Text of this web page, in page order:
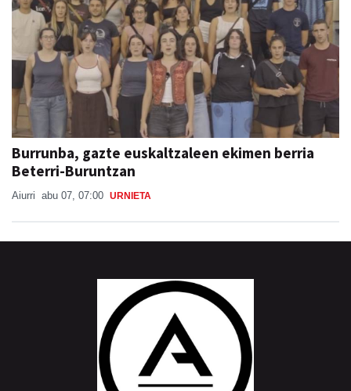
Burrunba, gazte euskaltzaleen ekimen berria
Beterri-Buruntzan
Aiurri abu 07, 07:00